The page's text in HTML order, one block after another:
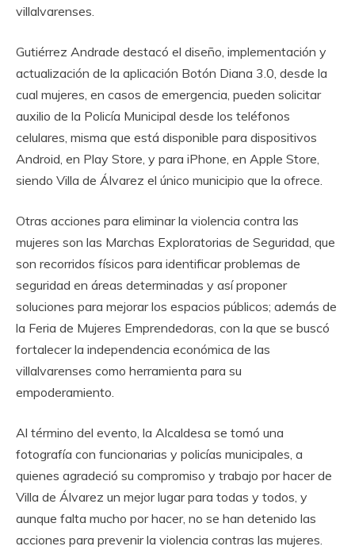
villalvarenses.
Gutiérrez Andrade destacó el diseño, implementación y
actualización de la aplicación Botón Diana 3.0, desde la
cual mujeres, en casos de emergencia, pueden solicitar
auxilio de la Policía Municipal desde los teléfonos
celulares, misma que está disponible para dispositivos
Android, en Play Store, y para iPhone, en Apple Store,
siendo Villa de Álvarez el único municipio que la ofrece.
Otras acciones para eliminar la violencia contra las
mujeres son las Marchas Exploratorias de Seguridad, que
son recorridos físicos para identificar problemas de
seguridad en áreas determinadas y así proponer
soluciones para mejorar los espacios públicos; además de
la Feria de Mujeres Emprendedoras, con la que se buscó
fortalecer la independencia económica de las
villalvarenses como herramienta para su
empoderamiento.
Al término del evento, la Alcaldesa se tomó una
fotografía con funcionarias y policías municipales, a
quienes agradeció su compromiso y trabajo por hacer de
Villa de Álvarez un mejor lugar para todas y todos, y
aunque falta mucho por hacer, no se han detenido las
acciones para prevenir la violencia contras las mujeres.